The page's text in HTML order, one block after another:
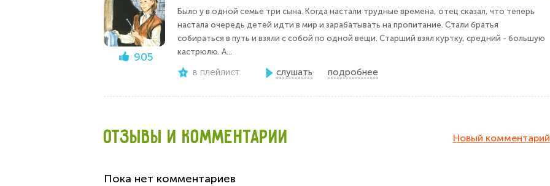
905
Было у в одной семье три сына. Когда настали трудные времена, отец сказал, что теперь
настала очередь детей идти в мир и зарабатывать на пропитание. Стали братья
собираться в путь и взяли с собой по одной вещи. Старший взял куртку, средний - большую
кастрюлю. А...
в плейлист слушать подробнее
ОТЗЫВЫ И КОММЕНТАРИИ Новый комментарий
Пока нет комментариев